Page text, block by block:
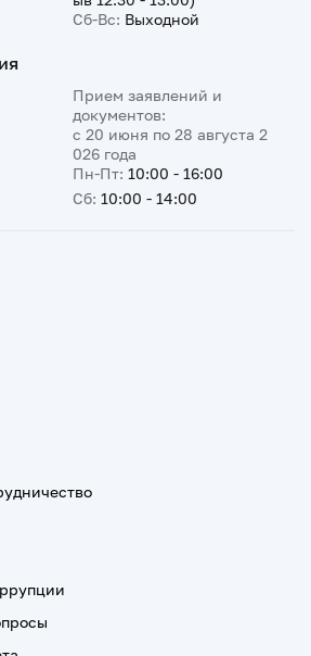
Сб-Вс: Выходной
Прием заявлений и
документов:
с 20 июня по 28 августа 2
026 года
Пн-Пт: 10:00 - 16:00
Сб: 10:00 - 14:00